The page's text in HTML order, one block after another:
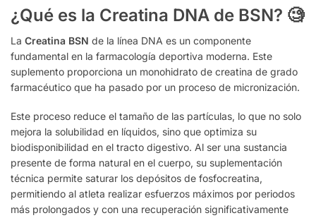
¿Qué es la Creatina DNA de BSN? 🧐
La Creatina BSN de la línea DNA es un componente
fundamental en la farmacología deportiva moderna. Este
suplemento proporciona un monohidrato de creatina de grado
farmacéutico que ha pasado por un proceso de micronización.
Este proceso reduce el tamaño de las partículas, lo que no solo
mejora la solubilidad en líquidos, sino que optimiza su
biodisponibilidad en el tracto digestivo. Al ser una sustancia
presente de forma natural en el cuerpo, su suplementación
técnica permite saturar los depósitos de fosfocreatina,
permitiendo al atleta realizar esfuerzos máximos por periodos
más prolongados y con una recuperación significativamente